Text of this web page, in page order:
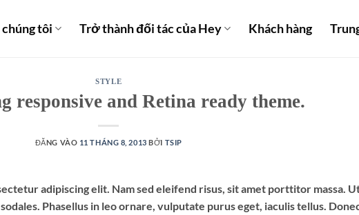
tôi Trở thành đối tác của Hey Khách hàng
STYLE
responsive and Retina ready theme.
ĐĂNG VÀO 11 THÁNG 8, 2013 BỞI TSIP
adipiscing elit. Nam sed eleifend risus, sit amet porttitor massa.
Phasellus in leo ornare, vulputate purus eget, iaculis tellus.